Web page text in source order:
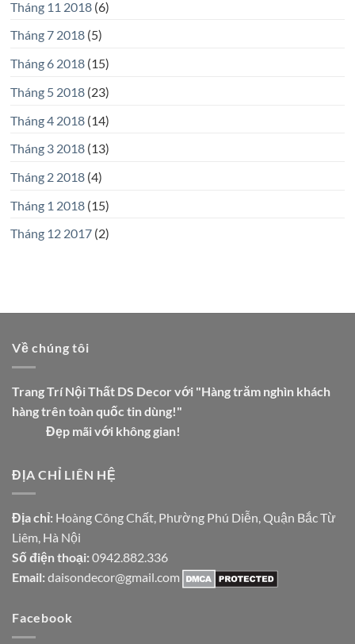
Tháng 11 2018(6)
Tháng 7 2018(5)
Tháng 6 2018(15)
Tháng 5 2018(23)
Tháng 4 2018(14)
Tháng 3 2018(13)
Tháng 2 2018(4)
Tháng 1 2018(15)
Tháng 12 2017(2)
Về chúng tôi
Trang Trí Nội Thất DS Decor với "Hàng trăm nghìn khách
hàng trên toàn quốc tin dùng!"
Đẹp mãi với không gian!
ĐỊA CHỈ LIÊN HỆ
Địa chỉ: Hoàng Công Chất, Phường Phú Diễn, Quận Bắc Từ
Liêm, Hà Nội
Số điện thoại: 0942.882.336
Email: daisondecor@gmail.com
Facebook